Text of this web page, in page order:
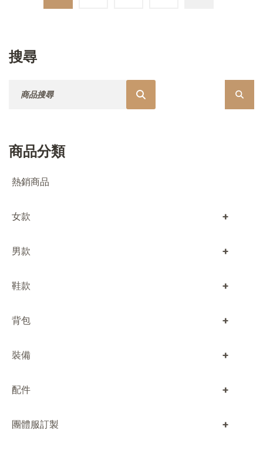
搜尋
商品分類
熱銷商品
女款 +
男款 +
鞋款 +
背包 +
裝備 +
配件 +
團體服訂製 +